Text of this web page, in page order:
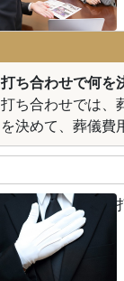
打ち合わせで何を
打ち合わせでは、
を決めて、葬儀費